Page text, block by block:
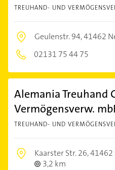
TREUHAND- UND
Geulenstr. 94,41462
02131 75 44 75
Alemania Treuhand
Vermögensverw.
TREUHAND- UND
Kaarster Str. 26,41462
3,2 km